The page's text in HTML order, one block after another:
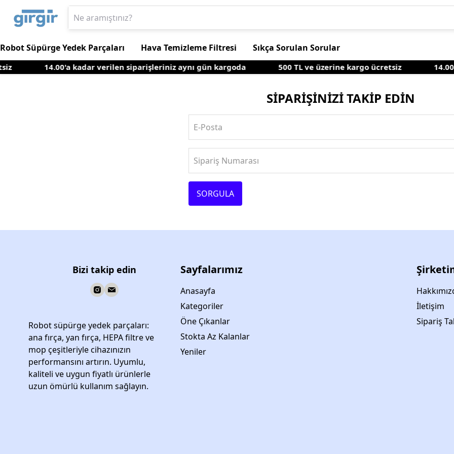
Robot Süpürge Yedek Parçaları Hava Temizleme Filtresi Sıkça Sorulan Sorular
14.00'a kadar verilen siparişleriniz aynı gün kargoda 500 TL ve üzerine kargo ücretsiz
SİPARİŞİNİZİ TAKİP EDİN
E-Posta
Sipariş Numarası
SORGULA
Bizi takip edin
Robot süpürge yedek parçaları:
ana fırça, yan fırça, HEPA filtre ve
mop çeşitleriyle cihazınızın
performansını artırın. Uyumlu,
kaliteli ve uygun fiyatlı ürünlerle
uzun ömürlü kullanım sağlayın.
Sayfalarımız
Anasayfa
Kategoriler
Öne Çıkanlar
Stokta Az Kalanlar
Yeniler
İletişim
Sipariş